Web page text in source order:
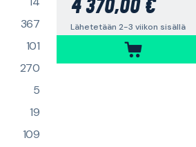
367
101
270
5
19
109
4 370,00 €
Lähetetään 2-3 viikon sisällä